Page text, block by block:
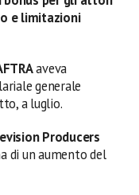
e limitazioni
aveva
generale
a luglio.
Producers
di un aumento del